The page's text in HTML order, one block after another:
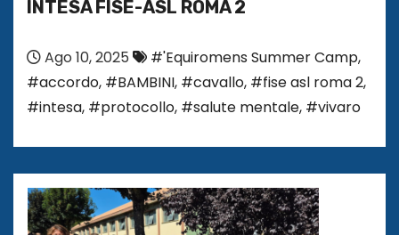
INTESA FISE-ASL ROMA 2
Ago 10, 2025 #'Equiromens Summer Camp,
#accordo, #BAMBINI, #cavallo, #fise asl roma 2,
#intesa, #protocollo, #salute mentale, #vivaro